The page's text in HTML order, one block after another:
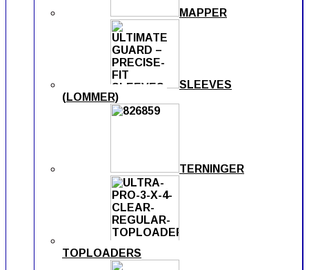
MAPPER
SLEEVES
(LOMMER)
TERNINGER
TOPLOADERS